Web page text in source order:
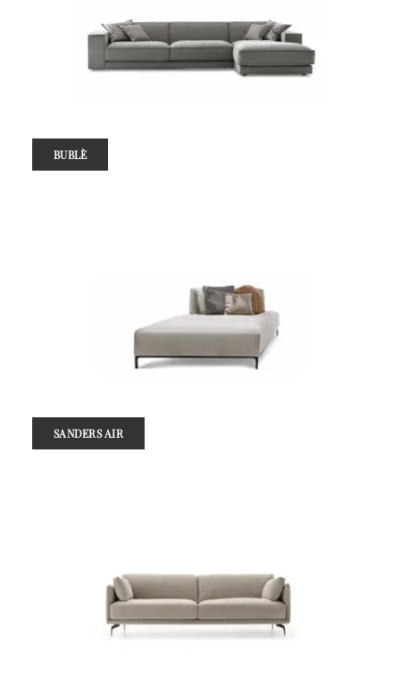
BUBLÈ
SANDERS AIR